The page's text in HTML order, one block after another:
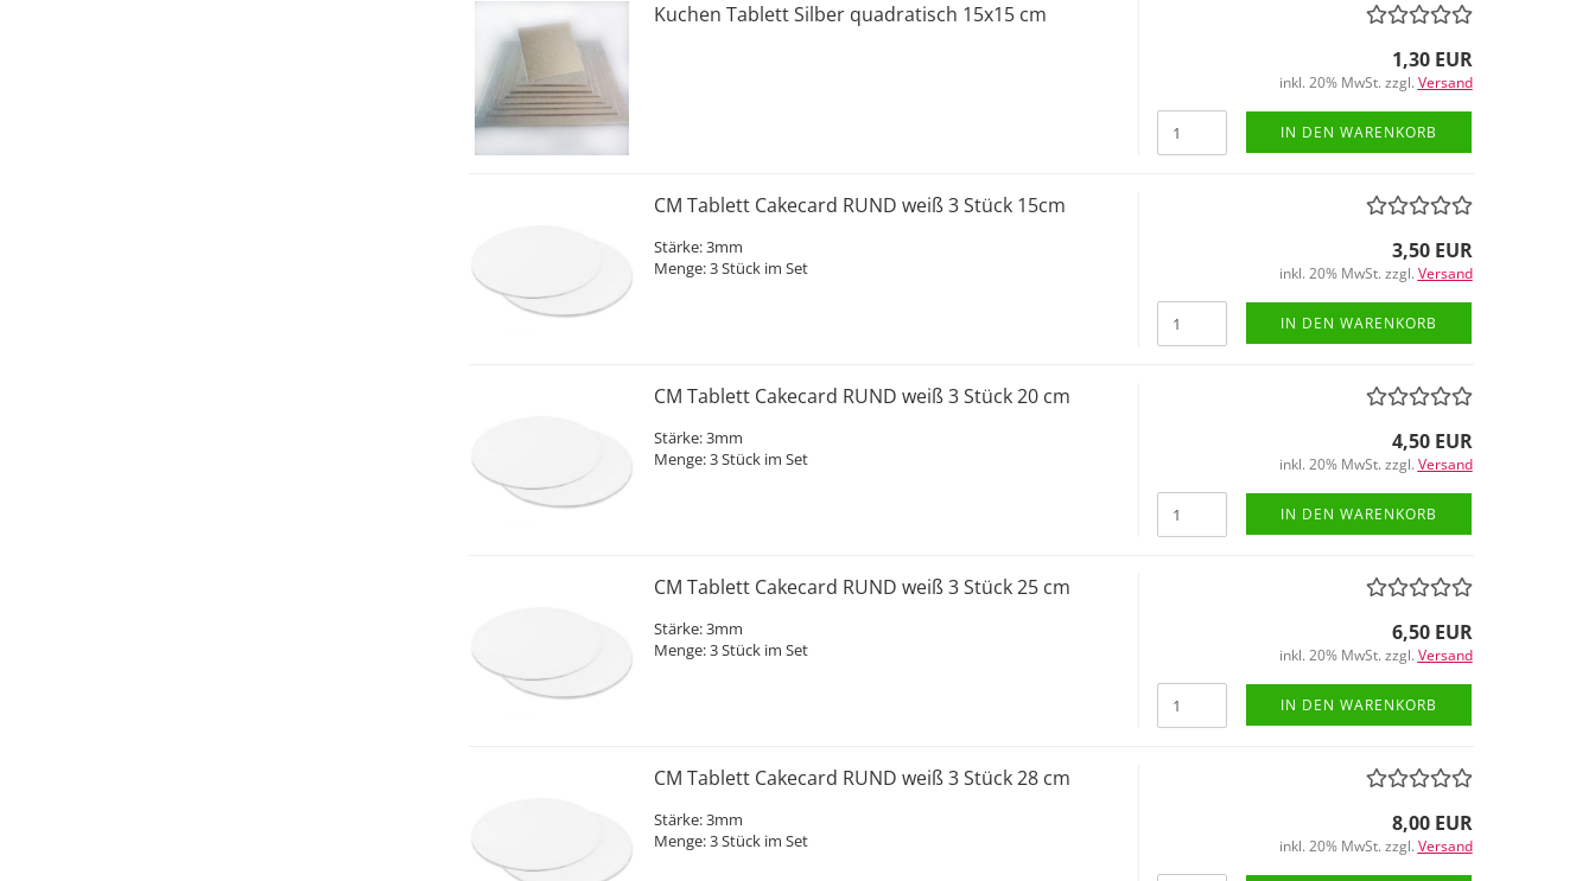
Kuchen Tablett Silber quadratisch 15x15 cm
1,30 EUR
inkl. 20% MwSt. zzgl. Versand
IN DEN WARENKORB
CM Tablett Cakecard RUND weiß 3 Stück 15cm
Stärke: 3mm
Menge: 3 Stück im Set
3,50 EUR
inkl. 20% MwSt. zzgl. Versand
IN DEN WARENKORB
CM Tablett Cakecard RUND weiß 3 Stück 20 cm
Stärke: 3mm
Menge: 3 Stück im Set
4,50 EUR
inkl. 20% MwSt. zzgl. Versand
IN DEN WARENKORB
CM Tablett Cakecard RUND weiß 3 Stück 25 cm
Stärke: 3mm
Menge: 3 Stück im Set
6,50 EUR
inkl. 20% MwSt. zzgl. Versand
IN DEN WARENKORB
CM Tablett Cakecard RUND weiß 3 Stück 28 cm
Stärke: 3mm
Menge: 3 Stück im Set
8,00 EUR
inkl. 20% MwSt. zzgl. Versand